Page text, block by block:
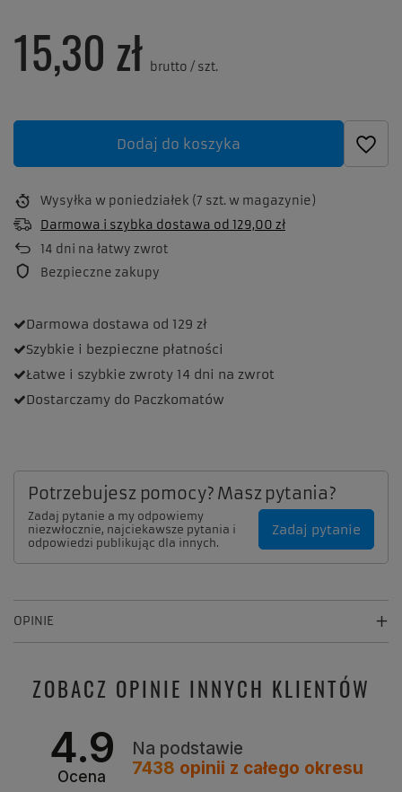
15,30 zł brutto / szt.
Dodaj do koszyka
Wysyłka w poniedziałek (7 szt. w magazynie)
Darmowa i szybka dostawa od 129,00 zł
14 dni na łatwy zwrot
Bezpieczne zakupy
Darmowa dostawa od 129 zł
Szybkie i bezpieczne płatności
Łatwe i szybkie zwroty 14 dni na zwrot
Dostarczamy do Paczkomatów
Potrzebujesz pomocy? Masz pytania?
Zadaj pytanie a my odpowiemy
niezwłocznie, najciekawsze pytania i
odpowiedzi publikując dla innych.
Zadaj pytanie
OPINIE
ZOBACZ OPINIE INNYCH KLIENTÓW
4.9
Ocena
Na podstawie
7438 opinii z całego okresu